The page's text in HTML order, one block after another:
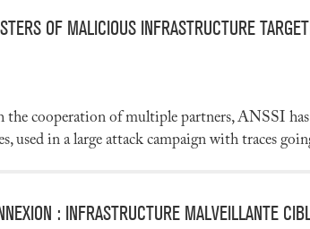
OF MALICIOUS INFRASTRUCTURE
cooperation of multiple partners, ANSSI has
used in a large attack campaign with traces
: INFRASTRUCTURE MALVEILLANTE